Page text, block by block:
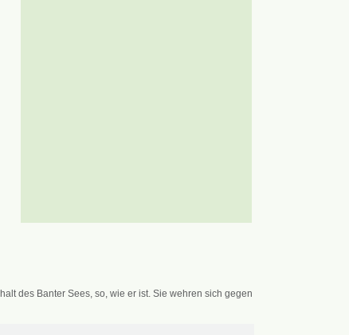
des Banter Sees, so, wie er ist. Sie wehren sich gegen